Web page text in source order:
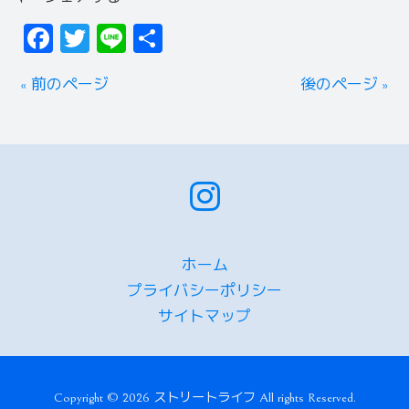
Facebook
Twitter
Line
« 前のページ 後のページ »
ホーム
プライバシーポリシー
サイトマップ
Copyright © 2026 ストリートライフ All rights Reserved.